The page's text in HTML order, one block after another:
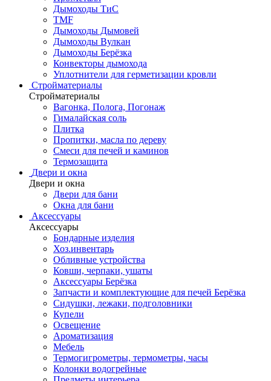
Дымоходы ТиС
TMF
Дымоходы Дымовей
Дымоходы Вулкан
Дымоходы Берёзка
Конвекторы дымохода
Уплотнители для герметизации кровли
Стройматериалы
Стройматериалы
Вагонка, Полога, Погонаж
Гималайская соль
Плитка
Пропитки, масла по дереву
Смеси для печей и каминов
Термозащита
Двери и окна
Двери и окна
Двери для бани
Окна для бани
Аксессуары
Аксессуары
Бондарные изделия
Хоз.инвентарь
Обливные устройства
Ковши, черпаки, ушаты
Аксессуары Берёзка
Запчасти и комплектующие для печей Берёзка
Сидушки, лежаки, подголовники
Купели
Освещение
Ароматизация
Мебель
Термогигрометры, термометры, часы
Колонки водогрейные